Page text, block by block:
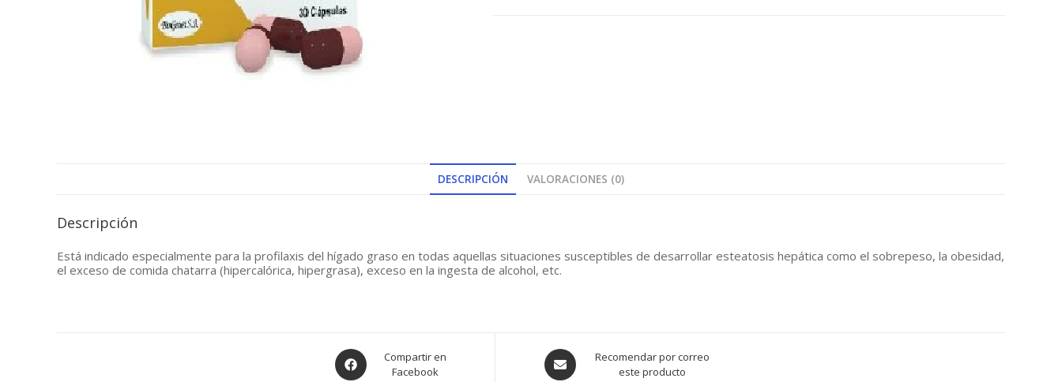
DESCRIPCIÓN VALORACIONES (0)
Descripción
Está indicado especialmente para la profilaxis del hígado graso en todas aquellas situaciones susceptibles de desarrollar esteatosis hepática como el sobrepeso, la obesidad,
el exceso de comida chatarra (hipercalórica, hipergrasa), exceso en la ingesta de alcohol, etc.
Opens
in
Compartir en
Facebook
Opens
in
Recomendar por correo
este producto